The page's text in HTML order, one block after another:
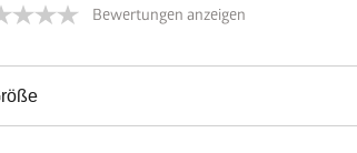
Bewertungen anzeigen